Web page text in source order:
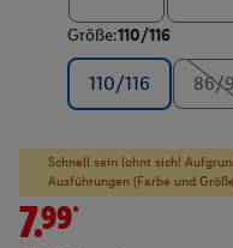
Größe:110/116
110/116 86/
Schnell sein lohnt sich!
Ausführungen (Farbe und
7.99*